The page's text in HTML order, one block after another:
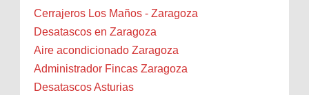
Bilbao
Biota
Camareta
Cáncer
Carmela Sauras
Cerrajeros Los Maños - Zaragoza
Desatascos en Zaragoza
Aire acondicionado Zaragoza
Administrador Fincas Zaragoza
Desatascos Asturias